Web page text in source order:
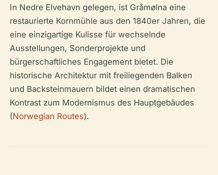
In Nedre Elvehavn gelegen, ist Gråmølna eine
restaurierte Kornmühle aus den 1840er Jahren, die
eine einzigartige Kulisse für wechselnde
Ausstellungen, Sonderprojekte und
bürgerschaftliches Engagement bietet. Die
historische Architektur mit freiliegenden Balken
und Backsteinmauern bildet einen dramatischen
Kontrast zum Modernismus des Hauptgebäudes
(Norwegian Routes).